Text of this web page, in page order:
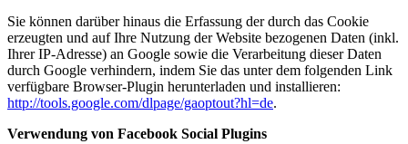
Sie können darüber hinaus die Erfassung der durch das Cookie
erzeugten und auf Ihre Nutzung der Website bezogenen Daten (inkl.
Ihrer IP-Adresse) an Google sowie die Verarbeitung dieser Daten
durch Google verhindern, indem Sie das unter dem folgenden Link
verfügbare Browser-Plugin herunterladen und installieren:
http://tools.google.com/dlpage/gaoptout?hl=de.
Verwendung von Facebook Social Plugins